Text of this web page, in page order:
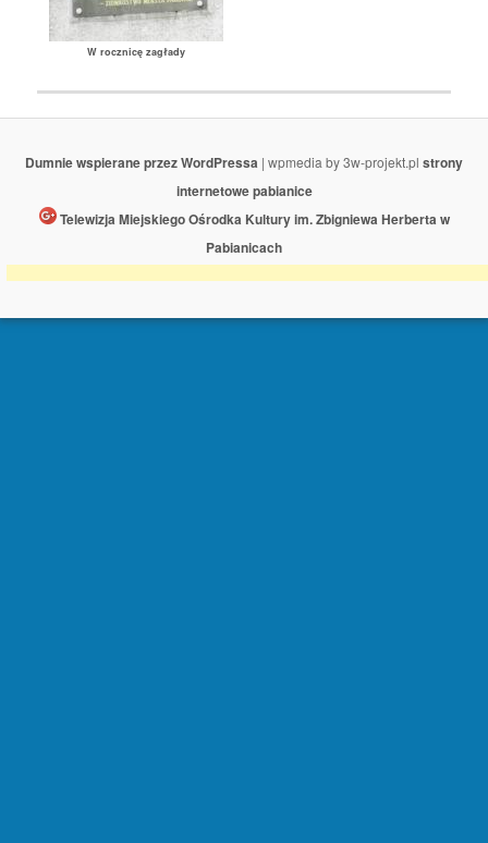
W rocznicę zagłady
Dumnie wspierane przez WordPressa | wpmedia by 3w-projekt.pl strony
internetowe pabianice
Telewizja Miejskiego Ośrodka Kultury im. Zbigniewa Herberta w
Pabianicach